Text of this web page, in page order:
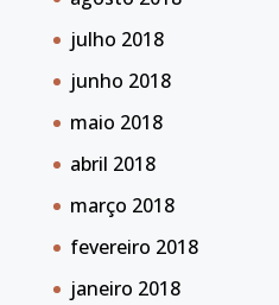
julho 2018
junho 2018
maio 2018
abril 2018
março 2018
fevereiro 2018
janeiro 2018